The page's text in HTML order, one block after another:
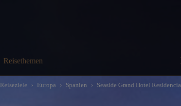
Reisethemen
Reiseziele Europa Spanien Seaside Grand Hotel Residencia